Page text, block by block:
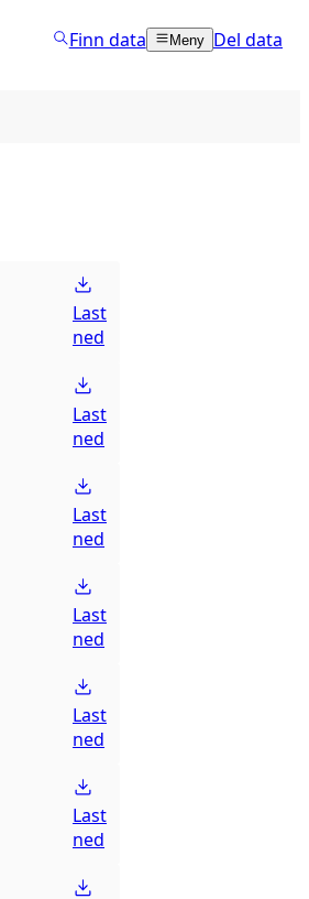
Finn data Meny Del data
Last
ned
Last
ned
Last
ned
Last
ned
Last
ned
Last
ned